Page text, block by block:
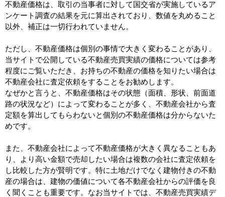
不動産価格は、取引の当事者に対して国交省が実施しているア
ンケート調査の結果を元に算出されており、数値を丸めること
以外、補正は一切行われていません。
ただし、不動産価格は個別の事情で大きく変わることがあり、
当サイトで公開している不動産売買実績の価格については参考
程度にご覧いただき、お持ちの不動産の価格を知りたい場合は
不動産会社に査定依頼をすることをお勧めします。
なぜかと言うと、不動産価格はその状態（面積、形状、前面道
路の状況など）によって変わることが多く、不動産会社から査
定額を算出してもらわないと個別の不動産価格は分からないた
めです。
また、不動産会社によって不動産価格が大きく異なることもあ
り、より高い金額で売却したい場合は複数の会社に査定依頼を
し比較した方が賢明です。特に土地だけでなく建物付きの不動
産の場合は、建物の価値について各不動産会社からの評価を良
く聞くことも重要です。なお当サイトでは、不動産売買実績デ